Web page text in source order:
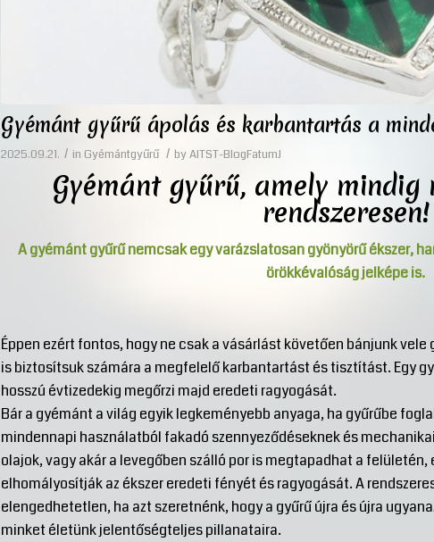
Gyémánt gyűrű ápolás és karbantartás a
2025.09.21. / in Gyémántgyűrű / byAITST-BlogFatumJ
Gyémánt gyűrű, amely mindig
rendszeresen!
A gyémánt gyűrű nemcsak egy varázslatosan gyönyörű ékszer,
örökkévalóság jelképe is.
Éppen ezért fontos, hogy ne csak a vásárlást követően bánjunk
is biztosítsuk számára a megfelelő karbantartást és tisztítást. Egy
hosszú évtizedekig megőrzi majd eredeti ragyogását.
Bár a gyémánt a világ egyik legkeményebb anyaga, ha gyűrűbe
mindennapi használatból fakadó szennyeződéseknek és
olajok, vagy akár a levegőben szálló por is megtapadhat a felületén,
elhomályosítják az ékszer eredeti fényét és ragyogását. A
elengedhetetlen, ha azt szeretnénk, hogy a gyűrű újra és újra
minket életünk jelentőségteljes pillanataira.